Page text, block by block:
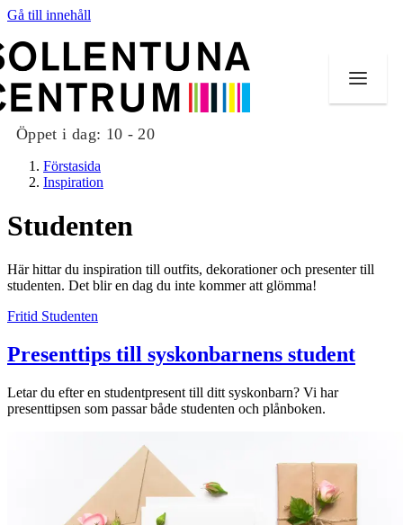
Gå till innehåll
Öppet i dag: 10 - 20
Mat och dryck
Evenemang
Erbjudanden
Kundklubb
Förstasida
Inspiration
Studenten
Här hittar du inspiration till outfits, dekorationer och presenter till
studenten. Det blir en dag du inte kommer att glömma!
Fritid Studenten
Presenttips till syskonbarnens student
Letar du efter en studentpresent till ditt syskonbarn? Vi har
presenttipsen som passar både studenten och plånboken.